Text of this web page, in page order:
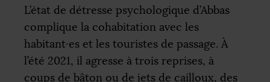
L’état de détresse psychologique d’Abbas
complique la cohabitation avec les
habitant·es et les touristes de passage. À
l’été 2021, il agresse à trois reprises, à
coups de bâton ou de jets de cailloux, des